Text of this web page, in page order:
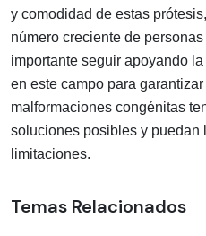
y comodidad de estas
número creciente de
importante seguir apoyando
en este campo para
malformaciones congénitas
soluciones posibles y puedan
limitaciones.
Temas Relacionados